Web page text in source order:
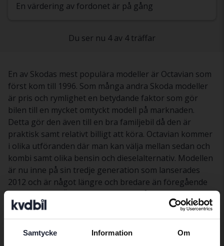
Samtycke Information Om
En värdering av fordonet är på gång
Du ser nu 4 av 4 träffar
En av Skodas mest populära modeller är Octavian som
först kom till 1996. Som många andra Skoda modeller
är pris och rymlighet en betydande faktor som gör
bilen till en mycket omtyckt modell på marknaden.
Detta gör den även till en bra familjebil då den är
praktisk samt relativt billigt att köra. Octavian kommer
i olika utföranden där man kan välja mellan sedan och
kombi samt olika bensin och dieselalternativ. Modellen
är nu inne på sin tredje generation som lanserades
2012 och är något längre och bredare än föregående
generationen. Även säkerheten är något som Skoda
har arbetat aktivt med genom åren. Den nya
och har utmärkts med fem stjärnor av Euro NCAP.